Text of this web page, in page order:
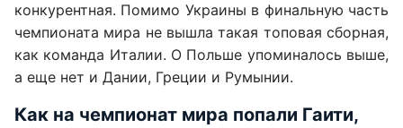
конкурентная. Помимо Украины в финальную часть
чемпионата мира не вышла такая топовая сборная,
как команда Италии. О Польше упоминалось выше,
а еще нет и Дании, Греции и Румынии.
Как на чемпионат мира попали Гаити,